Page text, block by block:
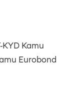
KYD Kamu
Eurobond